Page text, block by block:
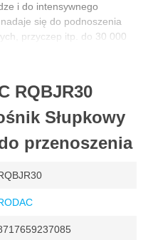
i do intensywnego
się do podnoszenia
przyczep itp. do 30 000
wynosi 242 mm, a
Podnośnik
RQBJR30
Słupkowy
przenoszenia